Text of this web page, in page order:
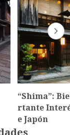
“Shima”:
rtante
e Japón